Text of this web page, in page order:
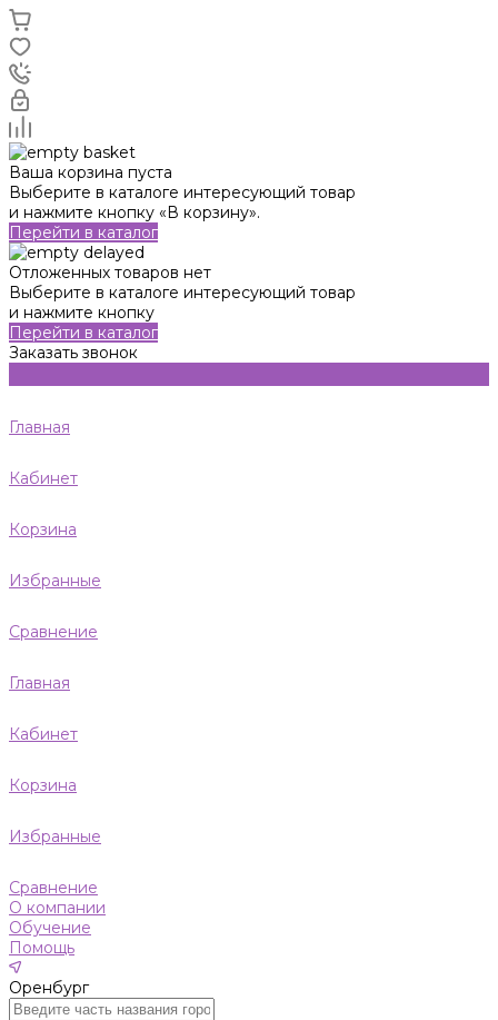
Ваша корзина пуста
Выберите в каталоге интересующий товар
и нажмите кнопку «В корзину».
Перейти в каталог
Отложенных товаров нет
Выберите в каталоге интересующий товар
и нажмите кнопку
Перейти в каталог
Заказать звонок
Главная
Кабинет
Корзина
Избранные
Сравнение
Главная
Кабинет
Корзина
Избранные
Сравнение
О компании
Обучение
Помощь
Оренбург